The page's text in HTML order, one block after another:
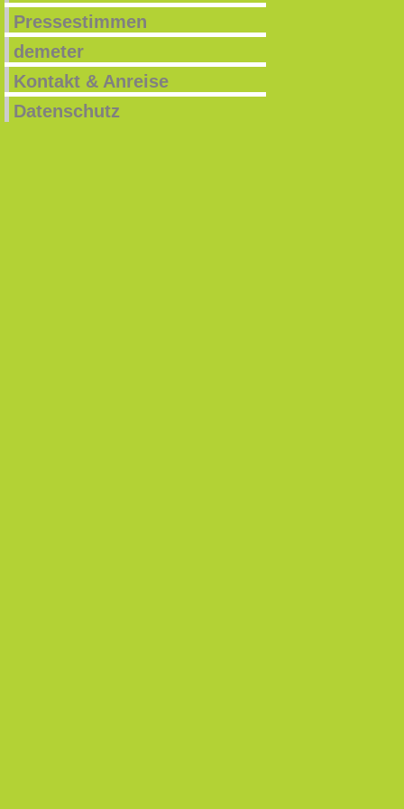
Pressestimmen
demeter
Kontakt & Anreise
Datenschutz